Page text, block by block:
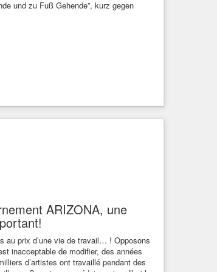
und zu Fuß Gehende”, kurz gegen
ARIZONA, une
au prix d’une vie de travail… ! Opposons
inacceptable de modifier, des années
d’artistes ont travaillé pendant des